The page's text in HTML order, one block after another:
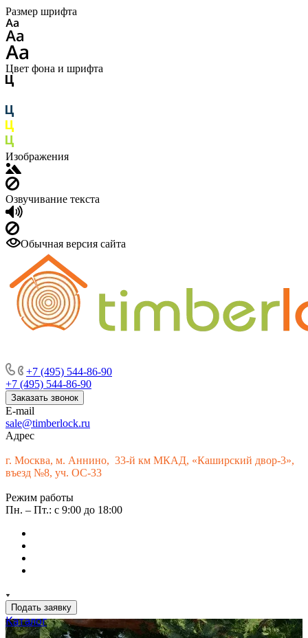
Размер шрифта
Цвет фона и шрифта
Изображения
Озвучивание текста
Обычная версия сайта
+7 (495) 544-86-90
+7 (495) 544-86-90
Заказать звонок
E-mail
sale@timberlock.ru
Адрес
г. Москва, м. Аннино, 33-й км МКАД, «Каширский двор-3»,
въезд №8, уч. ОС-33
Режим работы
Пн. – Пт.: с 9:00 до 18:00
Подать заявку
Каталог